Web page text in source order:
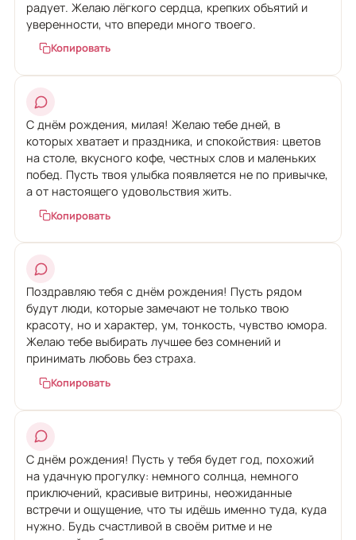
радует. Желаю лёгкого сердца, крепких объятий и
уверенности, что впереди много твоего.
Копировать
С днём рождения, милая! Желаю тебе дней, в
которых хватает и праздника, и спокойствия: цветов
на столе, вкусного кофе, честных слов и маленьких
побед. Пусть твоя улыбка появляется не по привычке,
а от настоящего удовольствия жить.
Копировать
Поздравляю тебя с днём рождения! Пусть рядом
будут люди, которые замечают не только твою
красоту, но и характер, ум, тонкость, чувство юмора.
Желаю тебе выбирать лучшее без сомнений и
принимать любовь без страха.
Копировать
С днём рождения! Пусть у тебя будет год, похожий
на удачную прогулку: немного солнца, немного
приключений, красивые витрины, неожиданные
встречи и ощущение, что ты идёшь именно туда, куда
нужно. Будь счастливой в своём ритме и не